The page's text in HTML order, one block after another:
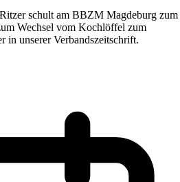
schult am BBZM Magdeburg zum
Wechsel vom Kochlöffel zum
in unserer Verbandszeitschrift.